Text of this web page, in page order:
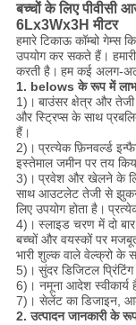
बच्चों के लिए पीवीसी
6Lx3Wx3H मीटर
हमारे टिकाऊ कॉम्बो गेम्स
उपयोग कर सकते हैं।
करती है। हम कई अलग-
1. belows के रूप में
1)। बाउंसर क्षेत्र और
और स्ट्रिप्स के साथ
हैं।
2)। प्रत्येक फ़िनवर्ल्ड
इस्तेमाल जमीन पर तय
3)। प्रवेश और खेलने के
साथ आउटलेट तेजी से झुकने
लिए उपयोग होता है।
4)। स्लाइड चरण में दो
बच्चों और वयस्कों पर मजबूत
भारी शुल्क वाले वेल्क्रो के
5)। सुंदर डिजिटल
6)। नमूना आदेश स्वीकार्य
7)। सेलेंट का डिजाइन,
2. उत्पादन जानकारी के